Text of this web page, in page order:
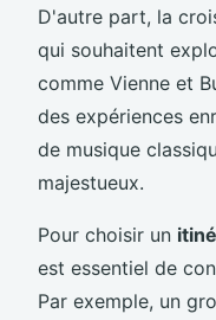
D'autre part, la
qui souhaitent
comme Vienne et
des expériences
de musique
majestueux.
Pour choisir un
est essentiel de
Par exemple, un